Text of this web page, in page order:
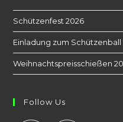
Schützenfest 2026
Einladung zum Schützenball
Weihnachtspreisschießen
Follow Us